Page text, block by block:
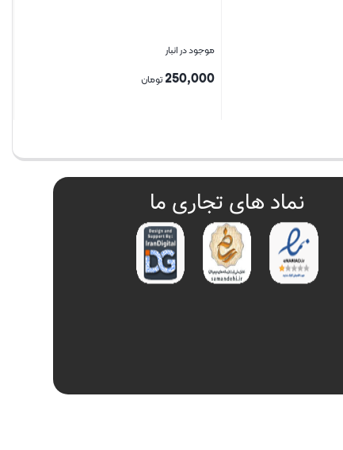
موجود در انبار
250,000 تومان
نماد های تجاری ما